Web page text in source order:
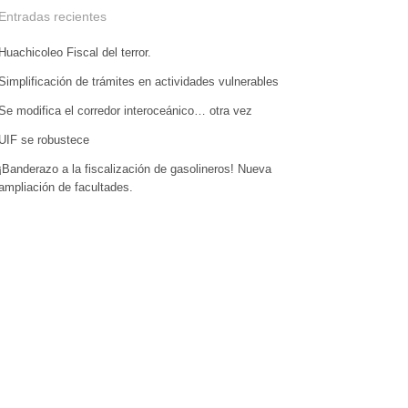
recientes
Fiscal del terror.
de trámites en actividades vulnerables
modifica el corredor interoceánico… otra vez
se robustece
a la fiscalización de gasolineros! Nueva
de facultades.